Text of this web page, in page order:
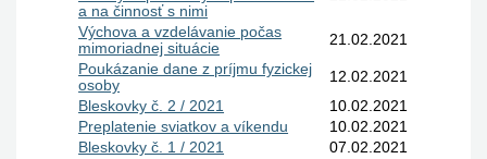
a na činnosť s nimi
Výchova a vzdelávanie počas
mimoriadnej situácie
21.02.2021
Poukázanie dane z príjmu fyzickej
osoby
12.02.2021
Bleskovky č. 2 / 2021
10.02.2021
Preplatenie sviatkov a víkendu
10.02.2021
Bleskovky č. 1 / 2021
07.02.2021